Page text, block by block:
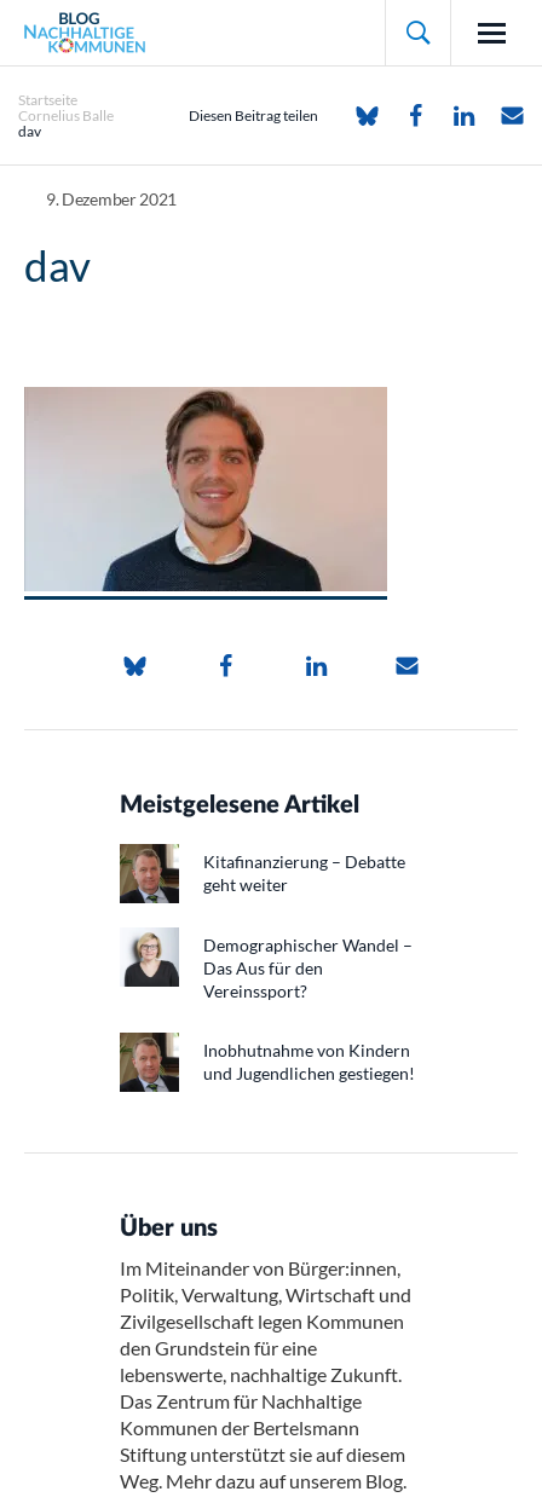

Startseite
Cornelius Balle
dav
Diesen Beitrag teilen
9. Dezember 2021
dav
Meistgelesene Artikel
Kitafinanzierung – Debatte
geht weiter
Demographischer Wandel –
Das Aus für den
Vereinssport?
Inobhutnahme von Kindern
und Jugendlichen gestiegen!
Über uns
Im Miteinander von Bürger:innen,
Politik, Verwaltung, Wirtschaft und
Zivilgesellschaft legen Kommunen
den Grundstein für eine
lebenswerte, nachhaltige Zukunft.
Das Zentrum für Nachhaltige
Kommunen der Bertelsmann
Stiftung unterstützt sie auf diesem
Weg. Mehr dazu auf unserem Blog.